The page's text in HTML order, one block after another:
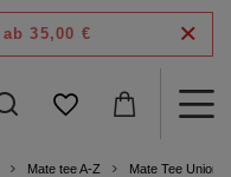
ab 35,00 €
Mate tee A-Z Mate Tee Union